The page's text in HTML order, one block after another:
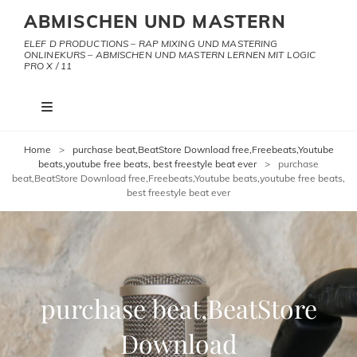
ABMISCHEN UND MASTERN
ELEF D PRODUCTIONS – RAP MIXING UND MASTERING
ONLINEKURS – ABMISCHEN UND MASTERN LERNEN MIT LOGIC
PRO X / 11
Home >
purchase beat,BeatStore Download free,Freebeats,Youtube
beats,youtube free beats, best freestyle beat ever
>
purchase
beat,BeatStore Download free,Freebeats,Youtube beats,youtube free beats,
best freestyle beat ever
purchase beat,BeatStore
Download